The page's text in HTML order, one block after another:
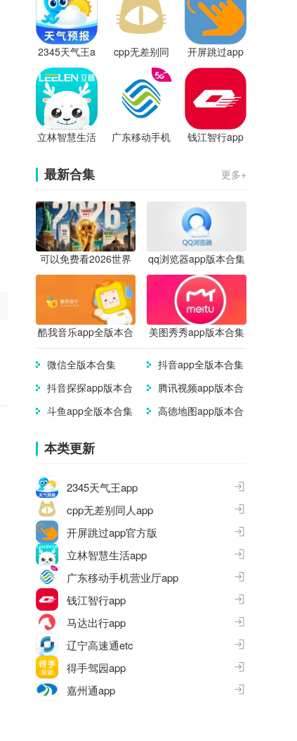
2345天气王a
pp
cpp无差别同
人app
开屏跳过app
官方版
立林智慧生活
广东移动手机
钱江智行app
最新合集 更多+
可以免费看2026世界
杯直播的app合集
qq浏览器app版本合集
酷我音乐app全版本合
集
美图秀秀app版本合集
微信全版本合集
抖音app全版本合集
抖音探探app版本合
腾讯视频app版本合
斗鱼app全版本合集
高德地图app版本合
本类更新
2345天气王app
cpp无差别同人app
开屏跳过app官方版
立林智慧生活app
广东移动手机营业厅app
钱江智行app
马达出行app
辽宁高速通etc
得手驾园app
嘉州通app